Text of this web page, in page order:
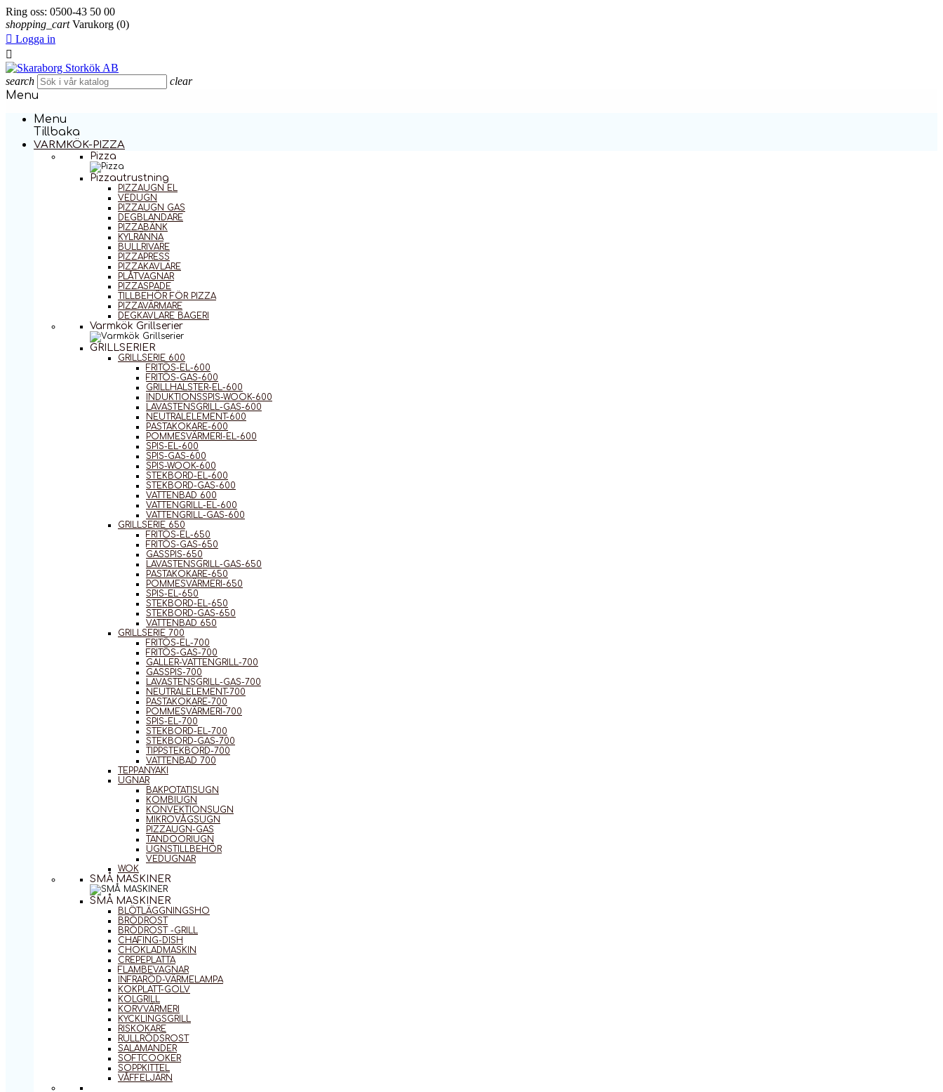
Ring oss: 0500-43 50 00
shopping_cart Varukorg (0)
 Logga in

search clear
Menu
Menu
Tillbaka
VARMKÖK-PIZZA
Pizza
Pizzautrustning
PIZZAUGN EL
VEDUGN
PIZZAUGN GAS
DEGBLANDARE
PIZZABÄNK
KYLRÄNNA
BULLRIVARE
PIZZAPRESS
PIZZAKAVLARE
PLÅTVAGNAR
PIZZASPADE
TILLBEHÖR FÖR PIZZA
PIZZAVÄRMARE
DEGKAVLARE BAGERI
Varmkök Grillserier
GRILLSERIER
GRILLSERIE 600
FRITÖS-EL-600
FRITÖS-GAS-600
GRILLHALSTER-EL-600
INDUKTIONSSPIS-WOOK-600
LAVASTENSGRILL-GAS-600
NEUTRALELEMENT-600
PASTAKOKARE-600
POMMESVÄRMERI-EL-600
SPIS-EL-600
SPIS-GAS-600
SPIS-WOOK-600
STEKBORD-EL-600
STEKBORD-GAS-600
VATTENBAD 600
VATTENGRILL-EL-600
VATTENGRILL-GAS-600
GRILLSERIE 650
FRITÖS-EL-650
FRITÖS-GAS-650
GASSPIS-650
LAVASTENSGRILL-GAS-650
PASTAKOKARE-650
POMMESVÄRMERI-650
SPIS-EL-650
STEKBORD-EL-650
STEKBORD-GAS-650
VATTENBAD 650
GRILLSERIE 700
FRITÖS-EL-700
FRITÖS-GAS-700
GALLER-VATTENGRILL-700
GASSPIS-700
LAVASTENSGRILL-GAS-700
NEUTRALELEMENT-700
PASTAKOKARE-700
POMMESVÄRMERI-700
SPIS-EL-700
STEKBORD-EL-700
STEKBORD-GAS-700
TIPPSTEKBORD-700
VATTENBAD 700
TEPPANYAKI
UGNAR
BAKPOTATISUGN
KOMBIUGN
KONVEKTIONSUGN
MIKROVÅGSUGN
PIZZAUGN-GAS
TANDOORIUGN
UGNSTILLBEHÖR
VEDUGNAR
WOK
SMÅ MASKINER
SMÅ MASKINER
BLÖTLÄGGNINGSHO
BRÖDROST
BRÖDROST -GRILL
CHAFING-DISH
CHOKLADMASKIN
CREPEPLATTA
FLAMBEVAGNAR
INFRARÖD-VÄRMELAMPA
KOKPLATT-GOLV
KOLGRILL
KORVVÄRMERI
KYCKLINGSGRILL
RISKOKARE
RULLRÖDSROST
SALAMANDER
SOFTCOOKER
SOPPKITTEL
VÅFFELJÄRN